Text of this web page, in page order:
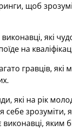
щоб
які
на
гравців,
які на рік
зрозуміти,
яким